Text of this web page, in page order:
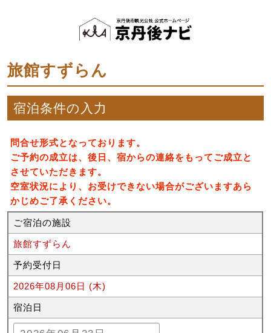
旅館すずらん
宿泊条件の入力
問合せ形式となっております。
ご予約の成立は、後日、宿からの連絡をもってご成立と
させていただきます。
空室状況により、お受けできない場合がございますあら
かじめご了承ください。
ご宿泊の施設
旅館すずらん
予約受付日
2026年08月06日 (木)
宿泊日